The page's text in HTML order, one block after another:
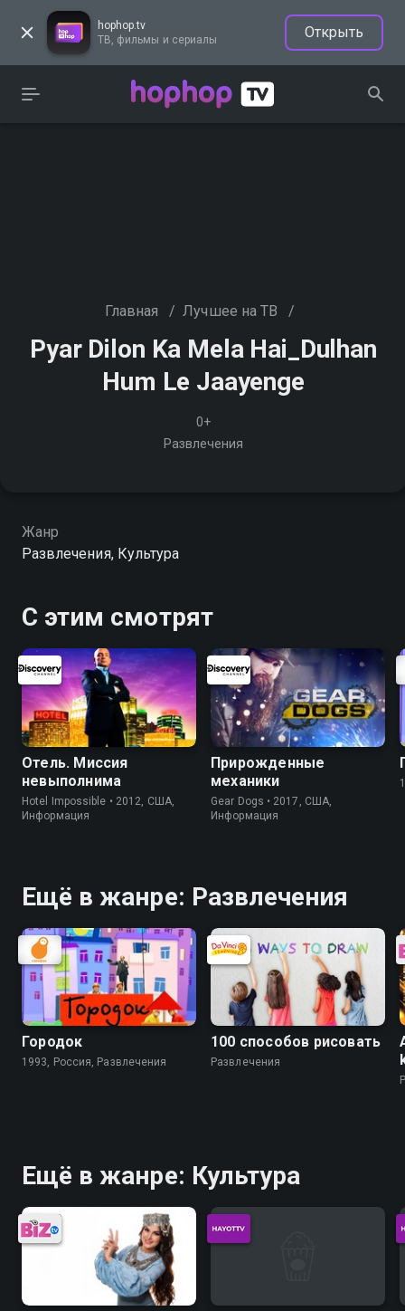
hophop.tv
ТВ, фильмы и сериалы
Открыть
Главная / Лучшее на ТВ /
Pyar Dilon Ka Mela Hai_Dulhan
Hum Le Jaayenge
0+
Развлечения
Жанр
Развлечения, Культура
С этим смотрят
Отель. Миссия
невыполнима
Hotel Impossible • 2012, США,
Информация
Прирожденные
механики
Gear Dogs • 2017, США,
Информация
Ещё в жанре: Развлечения
Городок
1993, Россия, Развлечения
100 cпособов рисовать
Развлечения
Ещё в жанре: Культура